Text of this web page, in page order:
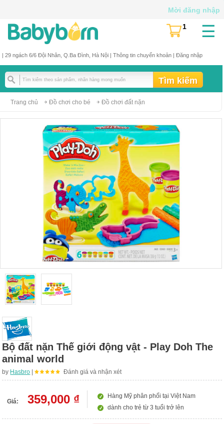
| 29 ngách 6/6 Đội Nhân, Q.Ba Đình, Hà Nội | Thông tin chuyển khoản| Đăng nhập
☰
(
1
Mời đăng nhập
Trang chủ Đồ chơi cho bé Đồ chơi đất nặn
Bộ đất nặn Thế giới động vật - Play Doh The
animal world
by Hasbro | Đánh giá và nhận xét
Giá: 359,000 ₫
Hàng Mỹ phân phối tại Việt Nam
dành cho trẻ từ 3 tuổi trở lên